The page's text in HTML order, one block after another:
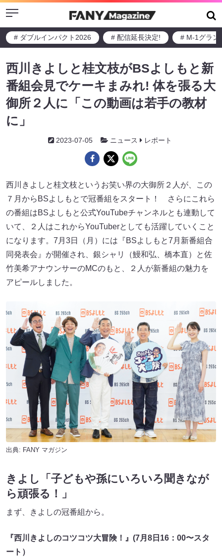
Menu
# ダブルインパクト2026 # 配信延長決定! # M-1グラン
西川きよしと桂文枝がBSよしもと新
番組会見でケーキまみれ! 体を張る大
御所２人に「この動画は若手の教材
に」
2023-07-05 ニュース レポート
西川きよしと桂文枝というお笑い界の大御所２人が、この
７月からBSよしもとで冠番組をスタート！ さらにこれら
の番組はBSよしもと公式YouTubeチャンネルとも連動して
いて、２人はこれからYouTuberとしても活躍していくこと
になります。7月3日（月）には『BSよしもと7月新番組合
同発表会』が開催され、銀シャリ（鰻和弘、橋本直）と佐
竹美希アナウンサーのMCのもと、２人が新番組の魅力を
アピールしました。
出典: FANY マガジン
きよし「子どもや孫にいろいろ聞きなが
ら頑張る！」
まず、きよしの冠番組から。
『西川きよしのコツコツ大冒険！』(7月8日16：00〜スタ
ート）